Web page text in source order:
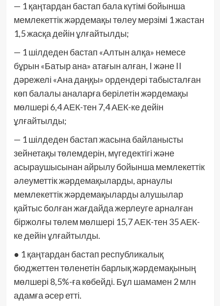
— 1 қаңтардан бастап бала күтімі бойынша
мемлекеттік жәрдемақы төлеу мерзімі 1 жастан
1,5 жасқа дейін ұлғайтылды;
— 1 шілдеден бастап «Алтын алқа» немесе
бұрын «Батыр ана» атағын алған, I және II
дәрежелі «Ана даңқы» ордендері табысталған
көп балалы аналарға берілетін жәрдемақы
мөлшері 6,4 АЕК-тен 7,4 АЕК-ке дейін
ұлғайтылды;
— 1 шілдеден бастап жасына байланысты
зейнетақы төлемдерін, мүгедектігі және
асыраушысынан айрылу бойынша мемлекеттік
әлеуметтік жәрдемақыларды, арнаулы
мемлекеттік жәрдемақыларды алушылар
қайтыс болған жағдайда жерлеуге арналған
біржолғы төлем мөлшері 15,7 АЕК-тен 35 АЕК-
ке дейін ұлғайтылды.
● 1 қаңтардан бастап республикалық
бюджеттен төленетін барлық жәрдемақының
мөлшері 8,5%-ға көбейді. Бұл шамамен 2 млн
адамға әсер етті.